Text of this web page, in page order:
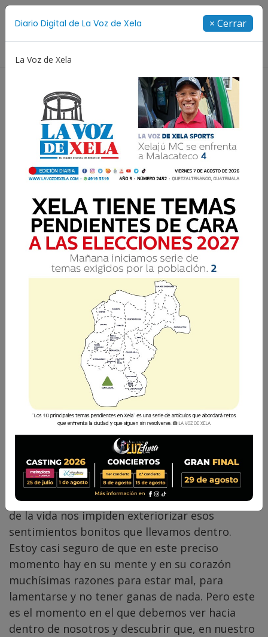
Diario Digital de La Voz de Xela × Cerrar
La Voz de Xela
Elija estar siempre alegre
P. Orlando Pérez 13 Diciembre 2025 17:20
Comparte
“Alégrense siempre en el Señor; se los repito,
alégrense” (Flp 4, 4). No hemos nacido para
estar tristes, sino para vivir siempre alegres.
Pero muchas veces las circunstancias adversas
de la vida nos impiden exteriorizar esos
sentimientos bonitos que llevamos dentro.
Estoy casi seguro de que en este preciso
momento hay en su mente y en su corazón
muchísimas razones para estar mal, para
lamentarse y no tener ganas de nada. Pero este
es el momento en el que debemos ver hacia
dentro de nosotros y descubrir que, en nuestro